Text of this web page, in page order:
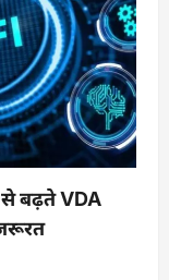
से बढ़ते VDA